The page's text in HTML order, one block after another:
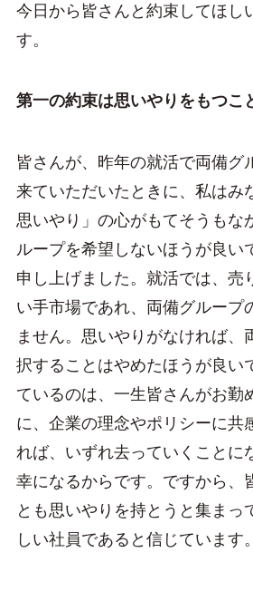
今日から皆さんと約束してほし
す。
第一の約束は思いやりをもつこ
皆さんが、昨年の就活で両備グ
来ていただいたときに、私はみ
思いやり」の心がもてそうもな
ループを希望しないほうが良い
申し上げました。就活では、売
い手市場であれ、両備グループ
ません。思いやりがなければ、
択することはやめたほうが良い
ているのは、一生皆さんがお勤
に、企業の理念やポリシーに共
れば、いずれ去っていくことに
幸になるからです。ですから、
とも思いやりを持とうと集まっ
しい社員であると信じています。